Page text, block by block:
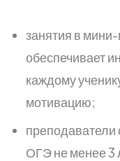
занятия в мини-
обеспечивает
каждому
мотивацию;
преподаватели
ОГЭ не менее 3